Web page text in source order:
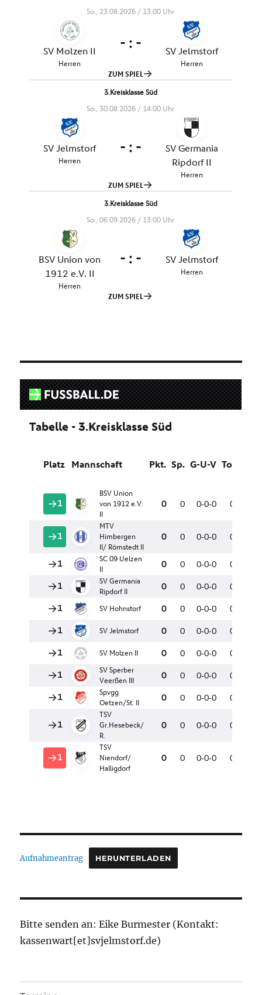
Aufnahmeantrag HERUNTERLADEN
Bitte senden an: Eike Burmester (Kontakt:
kassenwart[et]svjelmstorf.de)